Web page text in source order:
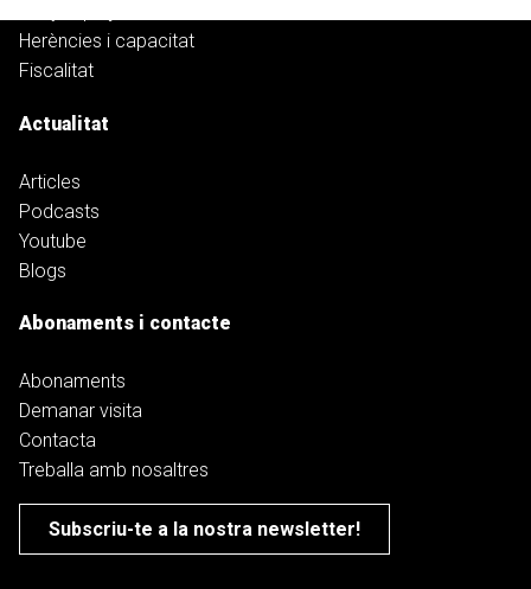
Herències i capacitat
Fiscalitat
Actualitat
Articles
Podcasts
Youtube
Blogs
Abonaments i contacte
Abonaments
Demanar visita
Contacta
Treballa amb nosaltres
Subscriu-te a la nostra newsletter!